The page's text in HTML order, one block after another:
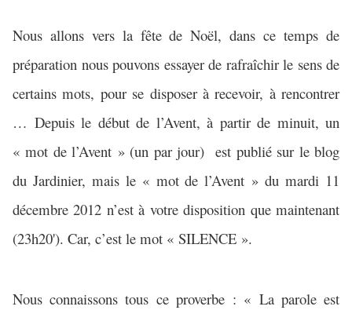
Nous allons vers la fête de Noël, dans ce temps de
préparation nous pouvons essayer de rafraîchir le sens de
certains mots, pour se disposer à recevoir, à rencontrer
… Depuis le début de l’Avent, à partir de minuit, un
« mot de l’Avent » (un par jour) est publié sur le blog
du Jardinier, mais le « mot de l’Avent » du mardi 11
décembre 2012 n’est à votre disposition que maintenant
(23h20'). Car, c’est le mot « SILENCE ».
Nous connaissons tous ce proverbe : « La parole est